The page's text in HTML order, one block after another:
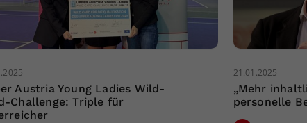
Austria Young Ladies Wild-
Challenge: Triple für
21.01.2025
„Mehr
personelle